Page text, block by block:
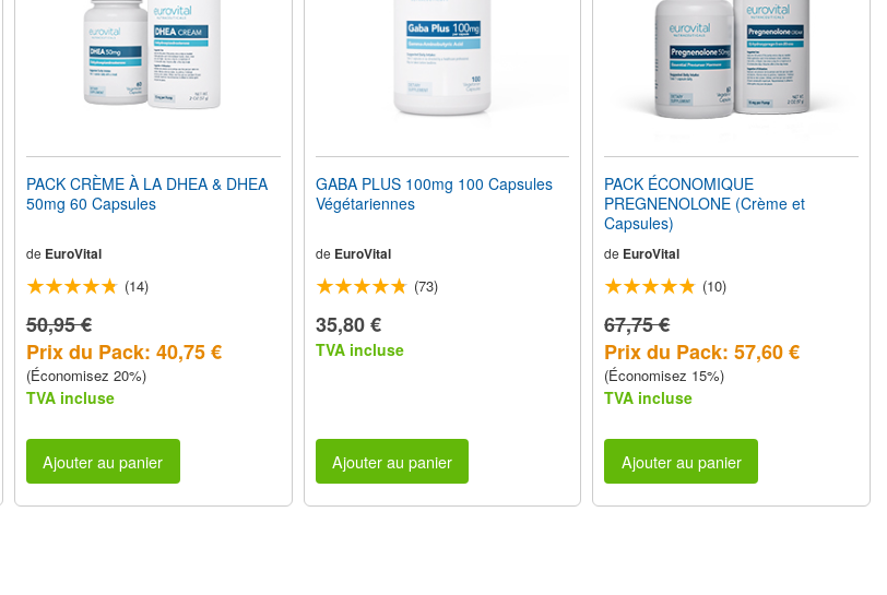
PACK CRÈME À LA DHEA & DHEA
50mg 60 Capsules
de EuroVital
(14)
50,95 €
Prix du Pack: 40,75 €
(Économisez 20%)
TVA incluse
Ajouter au panier
GABA PLUS 100mg 100 Capsules
Végétariennes
de EuroVital
(73)
35,80 €
TVA incluse
Ajouter au panier
PACK ÉCONOMIQUE
PREGNENOLONE (Crème et
Capsules)
de EuroVital
(10)
67,75 €
Prix du Pack: 57,60 €
(Économisez 15%)
TVA incluse
Ajouter au panier